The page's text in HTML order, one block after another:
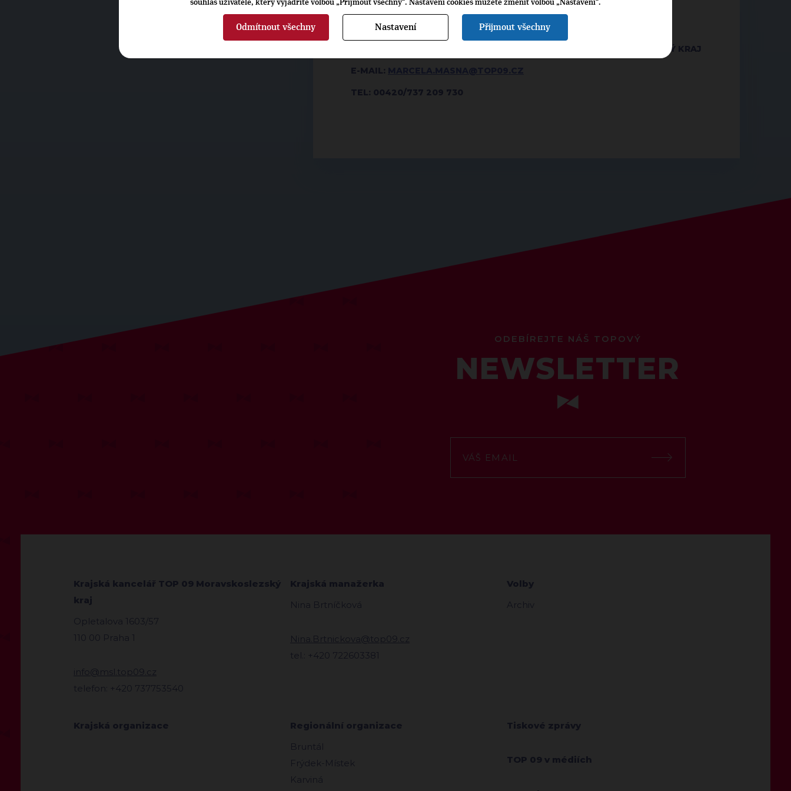
PŘEDSEDA REGIONÁLNÍ ORGANIZACE TOP 09 V KARVINÉ
KONTAKT:
MARCELA MASNÁ – KRAJSKÁ MANAŽERKA TOP 09 MORAVSKOSLEZSKÝ KRAJ
E-MAIL:
TEL: 00420/737 209 730
ODEBÍREJTE NÁŠ TOPOVÝ
NEWSLETTER
Krajská kancelář TOP 09 Moravskoslezský
kraj
Opletalova 1603/57
110 00 Praha 1
info@msl.top09.cz
telefon: +420 737753540
Krajská manažerka
Nina Brtníčková
Nina.Brtnickova@top09.cz
tel.: +420 722603381
Volby
Archiv
Krajská organizace
Regionální organizace
Bruntál
Frýdek-Místek
Karviná
Tiskové zprávy
TOP 09 v médiích
souhlas uživatele, který vyjádříte volbou „Přijmout všechny“. Nastavení cookies můžete změnit volbou „Nastavení“.
Odmítnout všechny Nastavení Přijmout všechny